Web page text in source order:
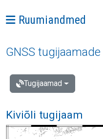
Ava menüü:
Ruumiandmed
GNSS
Tugijaamad
Kiviõli tugijaam